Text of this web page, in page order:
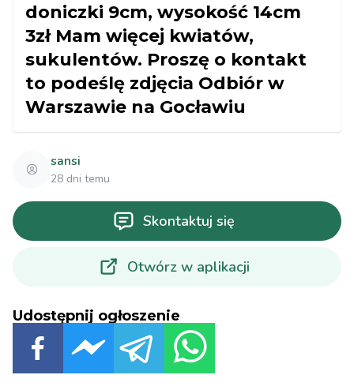
doniczki 9cm, wysokość 14cm
3zł Mam więcej kwiatów,
sukulentów. Proszę o kontakt
to podeślę zdjęcia Odbiór w
Warszawie na Gocławiu
sansi
28 dni temu
Skontaktuj się
Otwórz w aplikacji
Udostępnij ogłoszenie